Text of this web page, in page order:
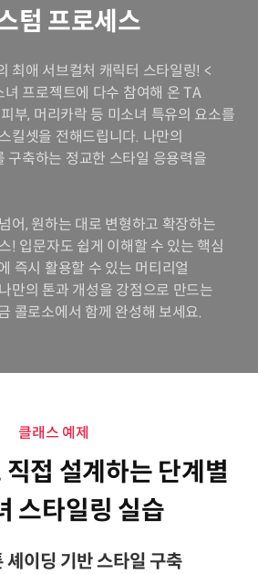
텀 프로세스
최애 서브컬처 캐릭터 스타일링! <
녀 프로젝트에 다수 참여해 온 TA
부, 머리카락 등 미소녀 특유의 요소를
킬셋을 전해드립니다. 나만의
구축하는 정교한 스타일 응용력을
어, 원하는 대로 변형하고 확장하는
! 입문자도 쉽게 이해할 수 있는 핵심
즉시 활용할 수 있는 머티리얼
만의 톤과 개성을 강점으로 만드는
콜로소에서 함께 완성해 보세요.
클래스 예제
접 설계하는 단계별
스타일링 실습
이딩 기반 스타일 구축